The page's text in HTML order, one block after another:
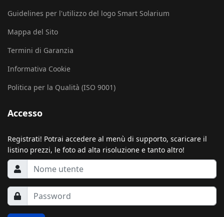
Guidelines per l'utilizzo del logo Smart Solarium
Mappa del Sito
Termini di Garanzia
Informativa Cookie
Politica per la Qualità (ISO 9001)
Accesso
Registrati! Potrai accedere al menù di supporto, scaricare il
listino prezzi, le foto ad alta risoluzione e tanto altro!